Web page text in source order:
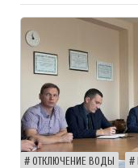
ОТКЛЮЧЕНИЕ ВОДЫ